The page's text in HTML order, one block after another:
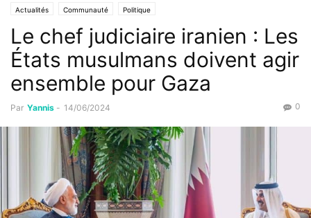
Actualités Communauté Politique
Le chef judiciaire iranien : Les
États musulmans doivent agir
ensemble pour Gaza
Par Yannis - 14/06/2024 0